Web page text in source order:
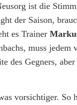
ist die
der Saison,
es Trainer
muss jedem
des Gegners,
vorsichtiger. So